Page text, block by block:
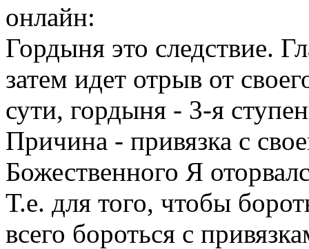
онлайн:
Гордыня это следствие.
затем идет отрыв от
сути, гордыня - 3-я
Причина - привязка с
Божественного Я
Т.е. для того, чтобы
всего бороться с